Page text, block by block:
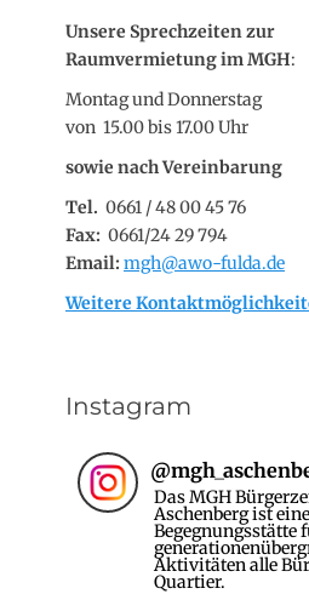
Unsere Sprechzeiten zur
Raumvermietung im MGH:
Montag und Donnerstag
von 15.00 bis 17.00 Uhr
sowie nach Vereinbarung
Tel. 0661 / 48 00 45 76
Fax: 0661/24 29 794
Email: mgh@awo-fulda.de
Weitere
Instagram
@
Das MGH
Aschenberg ist eine
Begegnungsstätte
Aktivitäten alle
Quartier.